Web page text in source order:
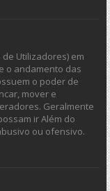
Utilizadores) em
o andamento das
o poder de
mover e
Geralmente
ir Além do
ou ofensivo.